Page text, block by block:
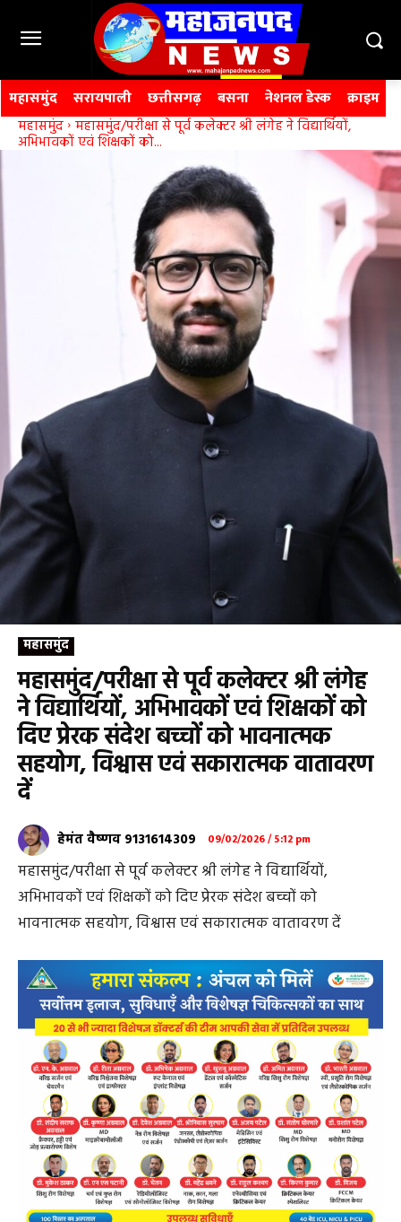
महासमुंद सरायपाली छत्तीसगढ़ बसना नेशनल डेस्क क्राइम
महासमुंद महासमुंद/परीक्षा से पूर्व कलेक्टर श्री लंगेह ने विद्यार्थियों,
अभिभावकों एवं शिक्षकों को...
महासमुंद
महासमुंद/परीक्षा से पूर्व कलेक्टर श्री लंगेह
ने विद्यार्थियों, अभिभावकों एवं शिक्षकों को
दिए प्रेरक संदेश बच्चों को भावनात्मक
सहयोग, विश्वास एवं सकारात्मक वातावरण
दें
हेमंत वैष्णव 9131614309 09/02/2026 / 5:12 pm
महासमुंद/परीक्षा से पूर्व कलेक्टर श्री लंगेह ने विद्यार्थियों,
अभिभावकों एवं शिक्षकों को दिए प्रेरक संदेश बच्चों को
भावनात्मक सहयोग, विश्वास एवं सकारात्मक वातावरण दें